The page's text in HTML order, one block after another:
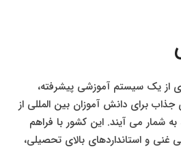
از یک سیستم آموزشی پیشرفته،
برای دانش آموزان بین المللی از
به شمار می آیند. این کشور با فراهم
و استانداردهای بالای تحصیلی،